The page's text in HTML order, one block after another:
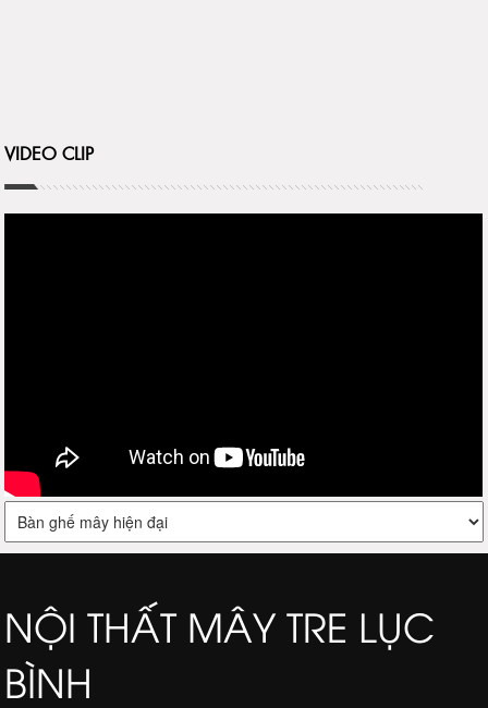
VIDEO CLIP
NỘI THẤT MÂY TRE LỤC
BÌNH